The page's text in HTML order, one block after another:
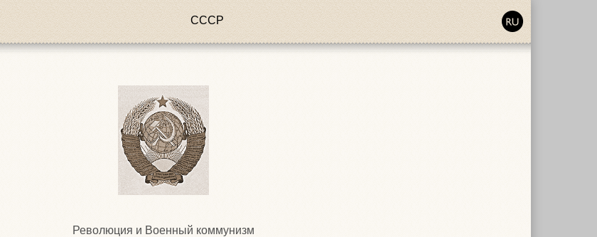
СССР
Революция и Военный коммунизм